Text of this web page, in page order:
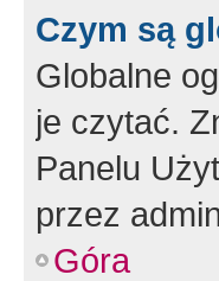
Czym są
Globalne
je czytać.
Panelu
przez
Góra